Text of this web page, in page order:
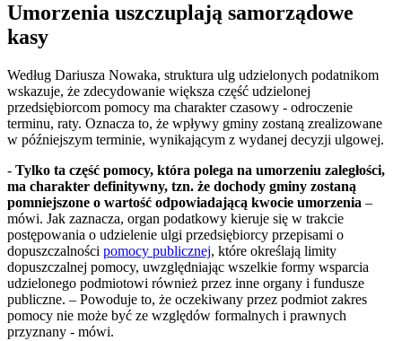
Umorzenia uszczuplają samorządowe
kasy
Według Dariusza Nowaka, struktura ulg udzielonych podatnikom
wskazuje, że zdecydowanie większa część udzielonej
przedsiębiorcom pomocy ma charakter czasowy - odroczenie
terminu, raty. Oznacza to, że wpływy gminy zostaną zrealizowane
w późniejszym terminie, wynikającym z wydanej decyzji ulgowej.
- Tylko ta część pomocy, która polega na umorzeniu zaległości,
ma charakter definitywny, tzn. że dochody gminy zostaną
pomniejszone o wartość odpowiadającą kwocie umorzenia –
mówi. Jak zaznacza, organ podatkowy kieruje się w trakcie
postępowania o udzielenie ulgi przedsiębiorcy przepisami o
dopuszczalności pomocy publicznej, które określają limity
dopuszczalnej pomocy, uwzględniając wszelkie formy wsparcia
udzielonego podmiotowi również przez inne organy i fundusze
publiczne. – Powoduje to, że oczekiwany przez podmiot zakres
pomocy nie może być ze względów formalnych i prawnych
przyznany - mówi.